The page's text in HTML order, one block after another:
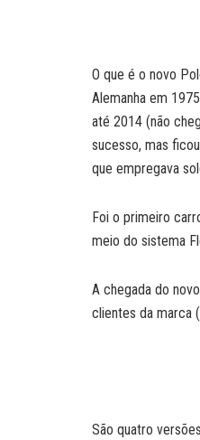
O que é o novo
Alemanha em
até 2014 (não
sucesso, mas
que empregava
Foi o primeiro
meio do sistema
A chegada do
clientes da marca
São quatro